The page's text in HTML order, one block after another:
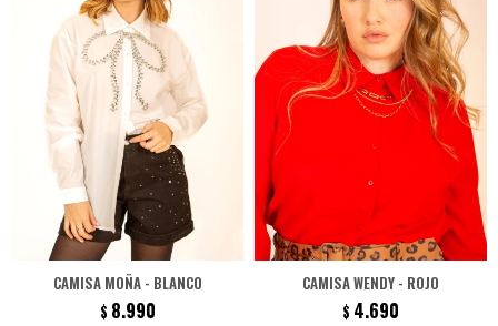
CAMISA MOÑA - BLANCO
$ 8.990
CAMISA WENDY - ROJO
$ 4.690